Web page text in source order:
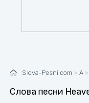
Slova-Pesni.com » A »
Слова песни